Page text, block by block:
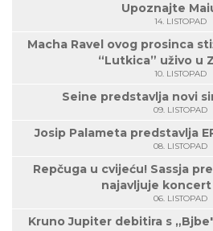
Upoznajte
14. LISTOPAD
Macha Ravel ovog prosinca
“Lutkica” uživo u
10. LISTOPAD
Seine predstavlja novi
09. LISTOPAD
Josip Palameta predstavlja
08. LISTOPAD
Repčuga u cvijeću! Sassja
najavljuje koncert
06. LISTOPAD
Kruno Jupiter debitira s